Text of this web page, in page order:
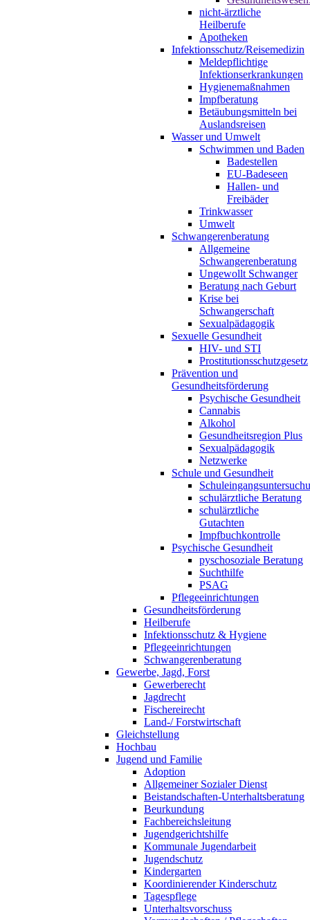
nicht-ärztliche
Heilberufe
Apotheken
Infektionsschutz/Reisemedizin
Meldepflichtige
Infektionserkrankungen
Hygienemaßnahmen
Impfberatung
Betäubungsmitteln bei
Auslandsreisen
Wasser und Umwelt
Schwimmen und Baden
Badestellen
EU-Badeseen
Hallen- und
Freibäder
Trinkwasser
Umwelt
Schwangerenberatung
Allgemeine
Schwangerenberatung
Ungewollt Schwanger
Beratung nach Geburt
Krise bei
Schwangerschaft
Sexualpädagogik
Sexuelle Gesundheit
HIV- und STI
Prostitutionsschutzgesetz
Prävention und
Gesundheitsförderung
Psychische Gesundheit
Cannabis
Alkohol
Gesundheitsregion Plus
Sexualpädagogik
Netzwerke
Schule und Gesundheit
schulärztliche Beratung
schulärztliche
Gutachten
Impfbuchkontrolle
Psychische Gesundheit
pyschosoziale Beratung
Suchthilfe
PSAG
Pflegeeinrichtungen
Gesundheitsförderung
Heilberufe
Infektionsschutz & Hygiene
Pflegeeinrichtungen
Schwangerenberatung
Gewerbe, Jagd, Forst
Gewerberecht
Jagdrecht
Fischereirecht
Land-/ Forstwirtschaft
Gleichstellung
Hochbau
Jugend und Familie
Adoption
Allgemeiner Sozialer Dienst
Beistandschaften-Unterhaltsberatung
Beurkundung
Fachbereichsleitung
Jugendgerichtshilfe
Kommunale Jugendarbeit
Jugendschutz
Kindergarten
Koordinierender Kinderschutz
Tagespflege
Unterhaltsvorschuss